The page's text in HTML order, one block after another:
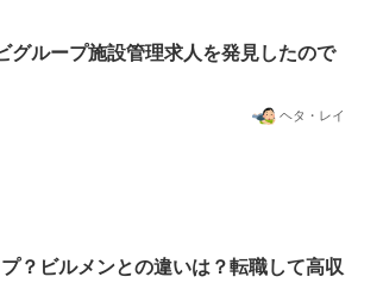
グループ施設管理求人を発見したので
ヘタ・レイ
？ビルメンとの違いは？転職して高収